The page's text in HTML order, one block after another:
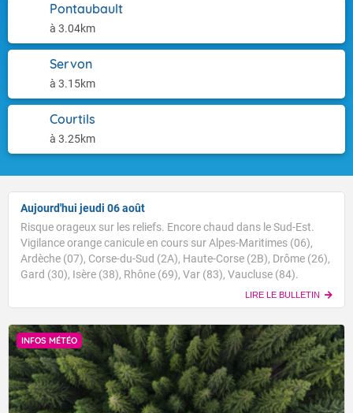
Pontaubault
à 3.04km
Servon
à 3.15km
Courtils
à 3.25km
Aujourd'hui jeudi 06 août
Risque orageux sur les reliefs. Encore chaud dans le Sud-Est.
Vigilance orange canicule en cours sur Alpes-Maritimes (06),
Ardèche (07), Corse-du-Sud (2A), Haute-Corse (2B), Drôme (26),
Gard (30), Isère (38), Rhône (69), Var (83), Vaucluse (84).
LIRE LE BULLETIN
INFOS MÉTÉO